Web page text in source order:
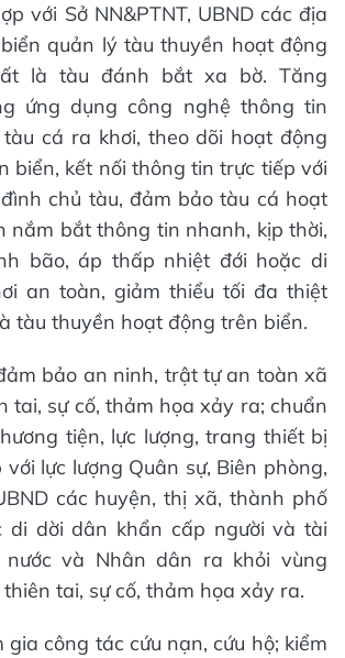
với Sở NN&PTNT, UBND các địa
quản lý tàu thuyền hoạt động
là tàu đánh bắt xa bờ. Tăng
ứng dụng công nghệ thông tin
cá ra khơi, theo dõi hoạt động
biển, kết nối thông tin trực tiếp với
chủ tàu, đảm bảo tàu cá hoạt
nắm bắt thông tin nhanh, kịp thời,
bão, áp thấp nhiệt đới hoặc di
an toàn, giảm thiểu tối đa thiệt
tàu thuyền hoạt động trên biển.
bảo an ninh, trật tự an toàn xã
tai, sự cố, thảm họa xảy ra; chuẩn
tiện, lực lượng, trang thiết bị
lực lượng Quân sự, Biên phòng,
các huyện, thị xã, thành phố
di dời dân khẩn cấp người và tài
và Nhân dân ra khỏi vùng
tai, sự cố, thảm họa xảy ra.
gia công tác cứu nạn, cứu hộ; kiểm